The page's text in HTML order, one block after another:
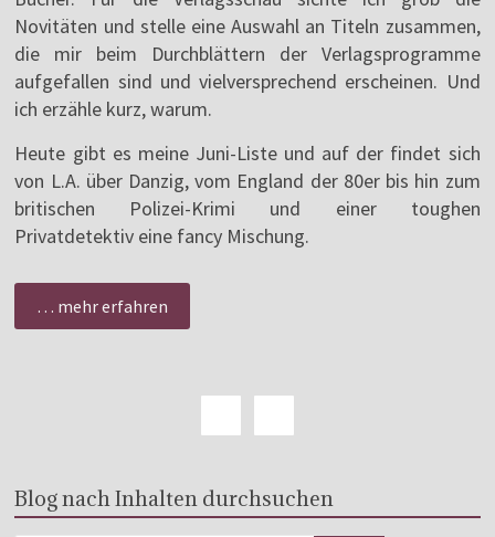
Novitäten und stelle eine Auswahl an Titeln zusammen,
die mir beim Durchblättern der Verlagsprogramme
aufgefallen sind und vielversprechend erscheinen. Und
ich erzähle kurz, warum.
Heute gibt es meine Juni-Liste und auf der findet sich
von L.A. über Danzig, vom England der 80er bis hin zum
britischen Polizei-Krimi und einer toughen
Privatdetektiv eine fancy Mischung.
… mehr erfahren
Blog nach Inhalten durchsuchen